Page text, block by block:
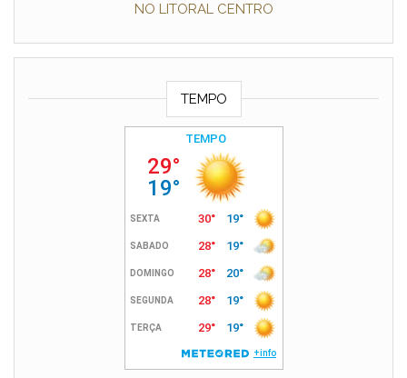
NO LITORAL CENTRO
TEMPO